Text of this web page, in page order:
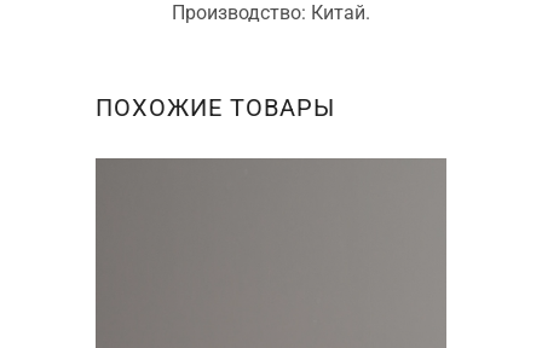
Производство: Китай.
ПОХОЖИЕ ТОВАРЫ